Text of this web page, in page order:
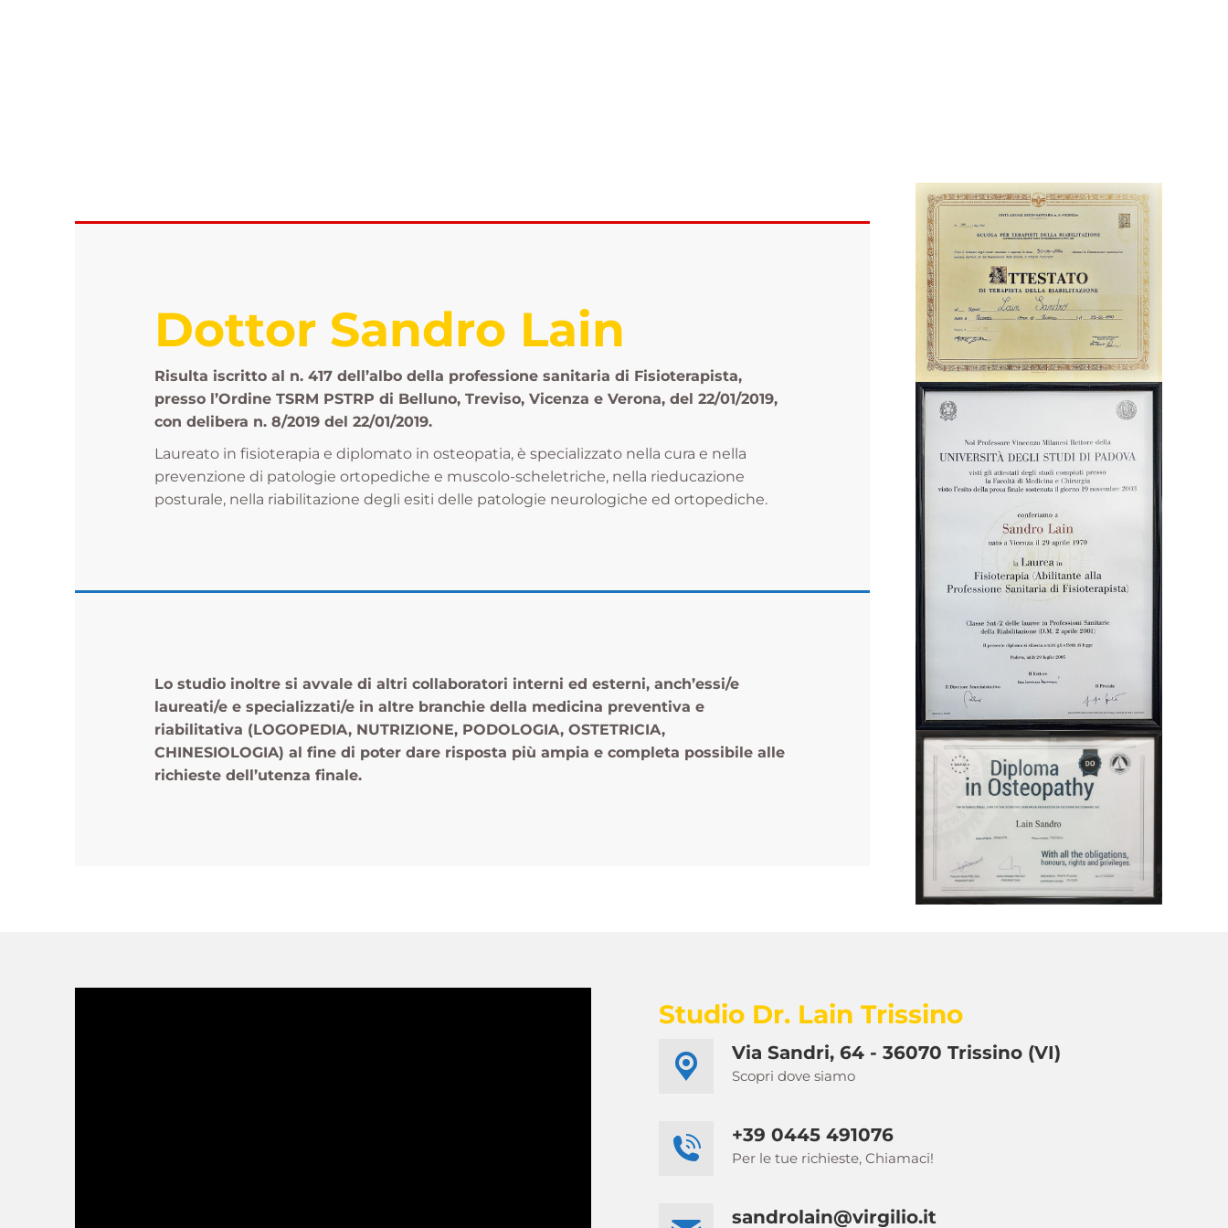
Dottor Sandro Lain
Risulta iscritto al n. 417 dell’albo della professione sanitaria di Fisioterapista,
presso l’Ordine TSRM PSTRP di Belluno, Treviso, Vicenza e Verona, del 22/01/2019,
con delibera n. 8/2019 del 22/01/2019.
Laureato in fisioterapia e diplomato in osteopatia, è specializzato nella cura e nella
prevenzione di patologie ortopediche e muscolo-scheletriche, nella rieducazione
posturale, nella riabilitazione degli esiti delle patologie neurologiche ed ortopediche.
Lo studio inoltre si avvale di altri collaboratori interni ed esterni, anch’essi/e
laureati/e e specializzati/e in altre branchie della medicina preventiva e
riabilitativa (LOGOPEDIA, NUTRIZIONE, PODOLOGIA, OSTETRICIA,
CHINESIOLOGIA) al fine di poter dare risposta più ampia e completa possibile alle
richieste dell’utenza finale.
Studio Dr. Lain Trissino
Via Sandri, 64 - 36070 Trissino (VI)
Scopri dove siamo
+39 0445 491076
Per le tue richieste, Chiamaci!
sandrolain@virgilio.it